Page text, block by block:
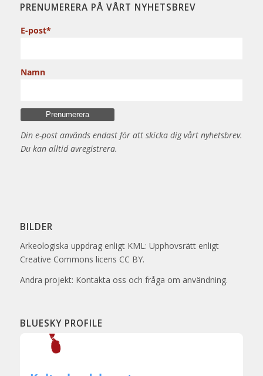
PRENUMERERA PÅ VÅRT NYHETSBREV
E-post*
Namn
Din e-post används endast för att skicka dig vårt nyhetsbrev.
Du kan alltid avregistrera.
BILDER
Arkeologiska uppdrag enligt KML: Upphovsrätt enligt
Creative Commons licens CC BY.
Andra projekt: Kontakta oss och fråga om användning.
BLUESKY PROFILE